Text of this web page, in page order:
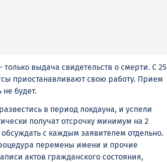
выдача свидетельств о смерти. С 25
приостанавливают свою работу. Прием
будет.
в период локдауна, и успели
получат отсрочку минимум на 2
с каждым заявителем отдельно.
перемены имени и прочие
актов гражданского состояния,